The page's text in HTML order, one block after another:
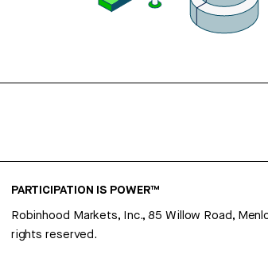
PARTICIPATION IS POWER™
Robinhood Markets, Inc., 85 Willow Road,
rights reserved.